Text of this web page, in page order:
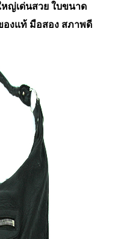
ญ่เด่นสวย ใบขนาด
องแท้ มือสอง สภาพดี